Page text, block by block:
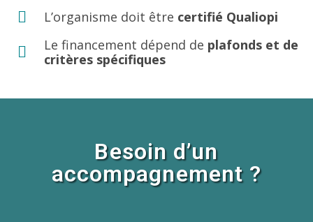
L’organisme doit être certifié Qualiopi
Le financement dépend de plafonds et de
critères spécifiques
Besoin d’un
accompagnement ?